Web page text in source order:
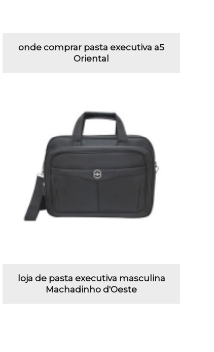
onde comprar pasta executiva a5
Oriental
loja de pasta executiva masculina
Machadinho d'Oeste